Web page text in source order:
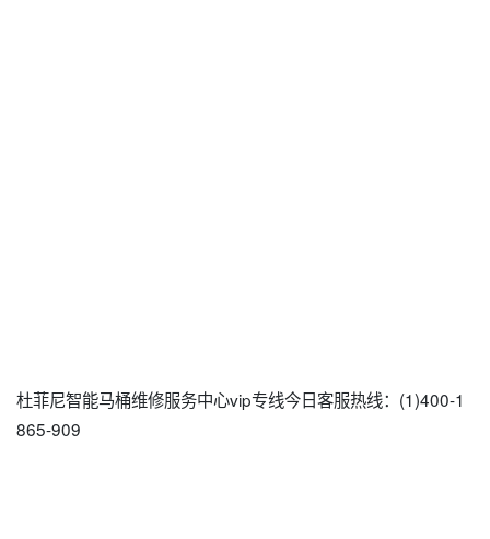
杜菲尼智能马桶维修服务中心vip专线今日客服热线：(1)400-1
865-909